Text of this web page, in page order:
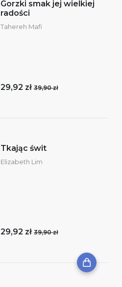
Gorzki smak jej wielkiej
radości
Tahereh Mafi
29,92 zł 39,90 zł
Tkając świt
Elizabeth Lim
29,92 zł 39,90 zł